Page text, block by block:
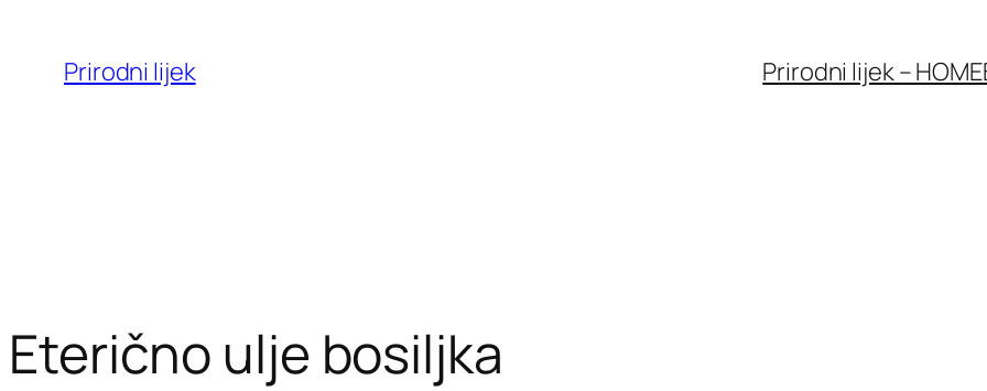
sadržaja
Prirodni lijek Prirodni lijek – HOME
Eterično ulje bosiljka